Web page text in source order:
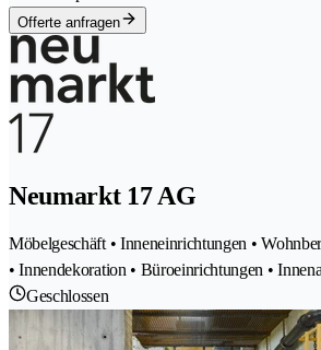
Offerte anfragen
Neumarkt 17 AG
Möbelgeschäft • Inneneinrichtungen •
• Innendekoration • Büroeinrichtungen •
Geschlossen